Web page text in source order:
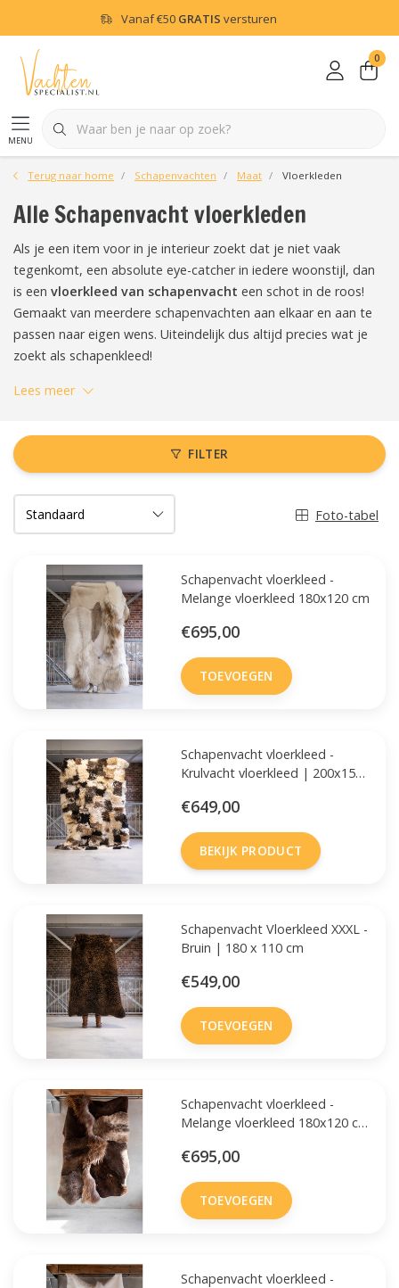
Vanaf€50 GRATIS versturen
menu
0
Terug naar home Schapenvachten Maat Vloerkleden
Alle Schapenvacht vloerkleden
Als je een item voor in je interieur zoekt dat je niet vaak
tegenkomt, een absolute eye-catcher in iedere woonstijl, dan
is een vloerkleed van schapenvacht een schot in de roos!
Gemaakt van meerdere schapenvachten aan elkaar en aan te
passen naar eigen wens. Uiteindelijk dus altijd precies wat je
zoekt als schapenkleed!
Lees meer
FILTER
Foto-tabel
Schapenvacht vloerkleed -
Melange vloerkleed 180x120 cm
€695,00
TOEVOEGEN
Schapenvacht vloerkleed -
Krulvacht vloerkleed | 200x150
€649,00
BEKIJK PRODUCT
Schapenvacht Vloerkleed XXXL -
Bruin | 180 x 110 cm
€549,00
TOEVOEGEN
Schapenvacht vloerkleed -
Melange vloerkleed 180x120 cm
€695,00
TOEVOEGEN
Schapenvacht vloerkleed -